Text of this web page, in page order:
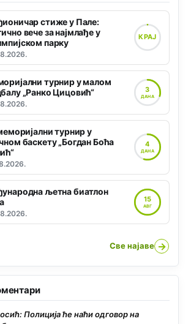
стиже у Пале:
вече за најмлађе у
парку
КРАЈ
турнир у малом
„Ранко Цицовић“
3
ДАНА
турнир у
баскету „Богдан Боћа
4
ДАНА
љетна биатлон
15
АВГ
Све најаве →
Полиција ће наћи одговор на